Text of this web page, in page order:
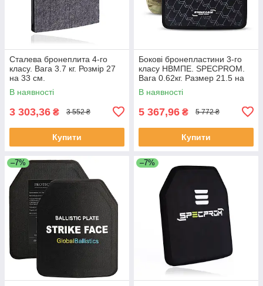
Сталева бронеплита 4-го
класу. Вага 3.7 кг. Розмір 27
на 33 см.
В наявності
3 303,36 ₴ 3 552 ₴
Купити
Бокові бронепластини 3-го
класу НВМПЕ. SPECPROM.
Вага 0.62кг. Размер 21.5 на
16см. Мультикам. 2шт
В наявності
5 367,96 ₴ 5 772 ₴
Купити
–7% –7%